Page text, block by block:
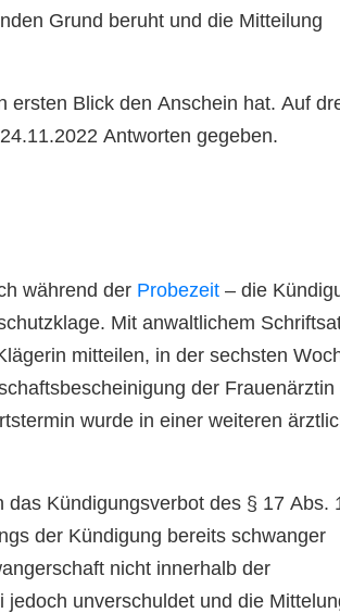
Grund beruht und die Mitteilung
ersten Blick den Anschein hat. Auf
Antworten gegeben.
während der Probezeit – die
Mit anwaltlichem
mitteilen, in der sechsten
der Frauenärztin
wurde in einer weiteren
Kündigungsverbot des § 17 Abs.
der Kündigung bereits schwanger
nicht innerhalb der
unverschuldet und die